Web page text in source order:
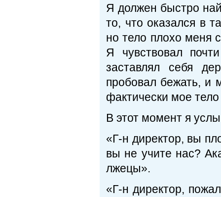
Я должен быстро
то, что оказался в
но тело плохо меня
Я чувствовал
заставлял себя
пробовал бежать, и
фактически мое
В этот момент я
«Г-н директор, вы
вы не учите нас?
лжецы».
«Г-н директор,